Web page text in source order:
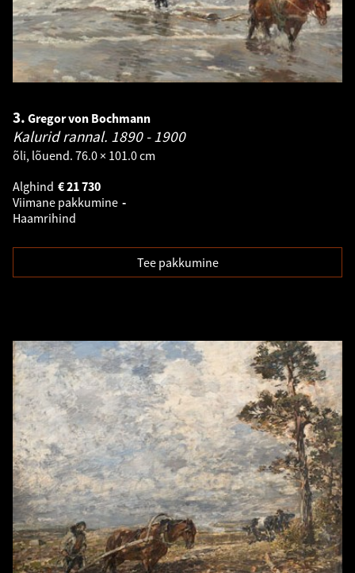
3. Gregor von Bochmann
Kalurid rannal. 1890 - 1900
õli, lõuend. 76.0 × 101.0 cm
Alghind
21 730
€
Viimane pakkumine -
Haamrihind
Tee pakkumine